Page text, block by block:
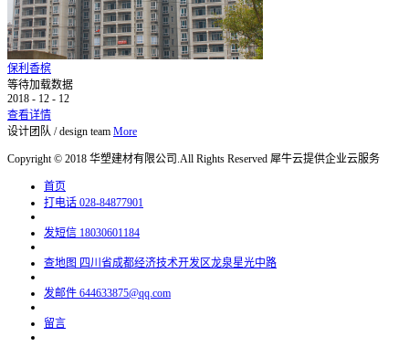
保利香槟
等待加载数据
2018 - 12 - 12
查看详情
设计团队 / design team More
Copyright © 2018 华塑建材有限公司.All Rights Reserved 犀牛云提供企业云服务
首页
打电话 028-84877901
发短信 18030601184
查地图 四川省成都经济技术开发区龙泉星光中路
发邮件 644633875@qq.com
留言